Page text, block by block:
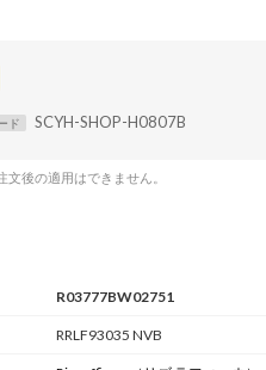
ド SCYH-SHOP-H0807B
後の適用はできません。
R03777BW02751
RRLF93035 NVB